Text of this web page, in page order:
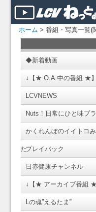
ホーム > 番組・写真一覧(
◆新着動画
↓【★ O.A.中の番組 ★
LCVNEWS
Nuts！日常にひと味プ
かくれんぼのイイトコ
たプレイバック
日赤健康チャンネル
↓【★ アーカイブ番組
Lの魂”えるたま”